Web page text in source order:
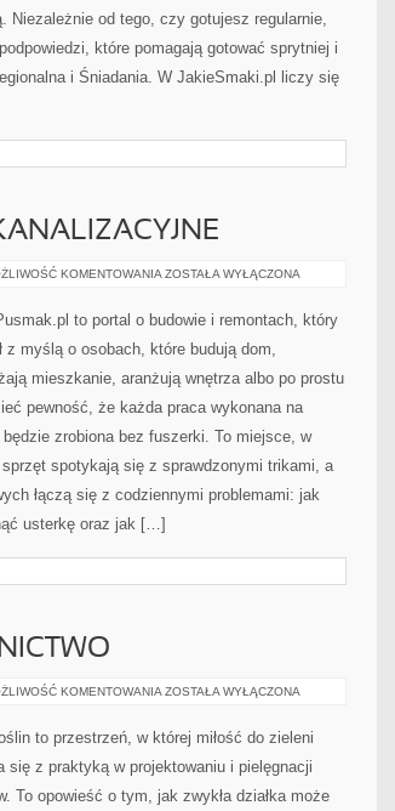
Niezależnie od tego, czy gotujesz regularnie,
które pomagają gotować sprytniej i
i Śniadania. W JakieSmaki.pl liczy się
KOMENTOWANIA INSTALACJE
KANALIZACYJNE
ZOSTAŁA WYŁĄCZONA
to portal o budowie i remontach, który
z myślą o osobach, które budują dom,
mieszkanie, aranżują wnętrza albo po prostu
pewność, że każda praca wykonana na
będzie zrobiona bez fuszerki. To miejsce, w
sprzęt spotykają się z sprawdzonymi trikami, a
łączą się z codziennymi problemami: jak
usterkę oraz jak […]
KOMENTOWANIA EKOLOGICZNE
ZOSTAŁA WYŁĄCZONA
to przestrzeń, w której miłość do zieleni
się z praktyką w projektowaniu i pielęgnacji
To opowieść o tym, jak zwykła działka może